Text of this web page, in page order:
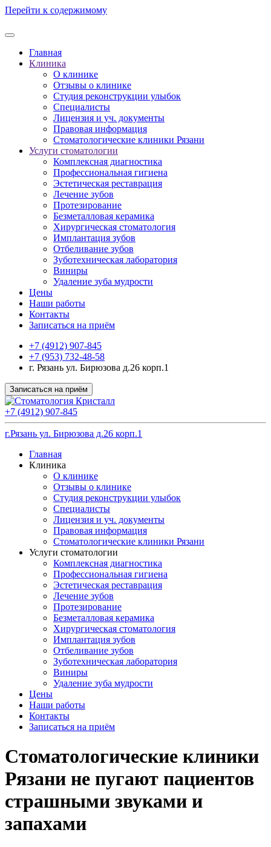
Перейти к содержимому
Главная
Клиника
О клинике
Отзывы о клинике
Студия реконструкции улыбок
Специалисты
Лицензия и уч. документы
Правовая информация
Стоматологические клиники Рязани
Услуги стоматологии
Комплексная диагностика
Профессиональная гигиена
Эстетическая реставрация
Лечение зубов
Протезирование
Безметалловая керамика
Хирургическая стоматология
Имплантация зубов
Отбеливание зубов
Зуботехническая лаборатория
Виниры
Удаление зуба мудрости
Цены
Наши работы
Контакты
Записаться на приём
+7 (4912) 907-845
+7 (953) 732-48-58
г. Рязань ул. Бирюзова д.26 корп.1
Записаться на приём
+7 (4912) 907-845
г.Рязань ул. Бирюзова д.26 корп.1
Главная
Клиника
О клинике
Отзывы о клинике
Студия реконструкции улыбок
Специалисты
Лицензия и уч. документы
Правовая информация
Стоматологические клиники Рязани
Услуги стоматологии
Комплексная диагностика
Профессиональная гигиена
Эстетическая реставрация
Лечение зубов
Протезирование
Безметалловая керамика
Хирургическая стоматология
Имплантация зубов
Отбеливание зубов
Зуботехническая лаборатория
Виниры
Удаление зуба мудрости
Цены
Наши работы
Контакты
Записаться на приём
Стоматологические клиники
Рязани не пугают пациентов
страшными звуками и
запахами